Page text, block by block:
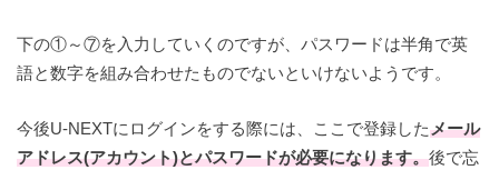
下の①～⑦を入力していくのですが、パスワードは半角で英
語と数字を組み合わせたものでないといけないようです。
今後U-NEXTにログインをする際には、ここで登録したメール
アドレス(アカウント)とパスワードが必要になります。後で忘